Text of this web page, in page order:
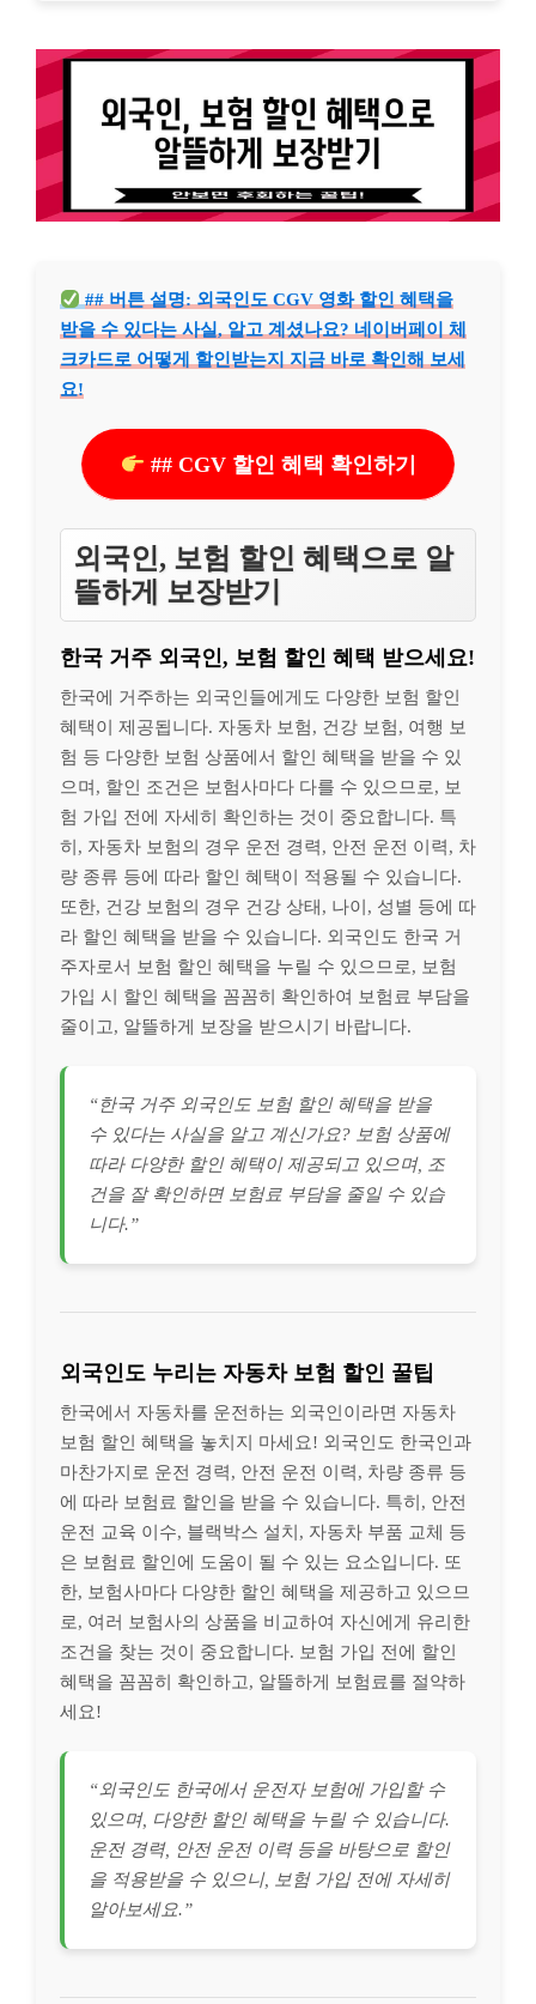
## 버튼 설명: 외국인도 CGV 영화 할인 혜택을
받을 수 있다는 사실, 알고 계셨나요? 네이버페이 체
크카드로 어떻게 할인받는지 지금 바로 확인해 보세
요!
## CGV 할인 혜택 확인하기
외국인, 보험 할인 혜택으로 알
뜰하게 보장받기
한국 거주 외국인, 보험 할인 혜택 받으세요!
한국에 거주하는 외국인들에게도 다양한 보험 할인
혜택이 제공됩니다. 자동차 보험, 건강 보험, 여행 보
험 등 다양한 보험 상품에서 할인 혜택을 받을 수 있
으며, 할인 조건은 보험사마다 다를 수 있으므로, 보
험 가입 전에 자세히 확인하는 것이 중요합니다. 특
히, 자동차 보험의 경우 운전 경력, 안전 운전 이력, 차
량 종류 등에 따라 할인 혜택이 적용될 수 있습니다.
또한, 건강 보험의 경우 건강 상태, 나이, 성별 등에 따
라 할인 혜택을 받을 수 있습니다. 외국인도 한국 거
주자로서 보험 할인 혜택을 누릴 수 있으므로, 보험
가입 시 할인 혜택을 꼼꼼히 확인하여 보험료 부담을
줄이고, 알뜰하게 보장을 받으시기 바랍니다.
“한국 거주 외국인도 보험 할인 혜택을 받을
수 있다는 사실을 알고 계신가요? 보험 상품에
따라 다양한 할인 혜택이 제공되고 있으며, 조
건을 잘 확인하면 보험료 부담을 줄일 수 있습
니다.”
외국인도 누리는 자동차 보험 할인 꿀팁
한국에서 자동차를 운전하는 외국인이라면 자동차
보험 할인 혜택을 놓치지 마세요! 외국인도 한국인과
마찬가지로 운전 경력, 안전 운전 이력, 차량 종류 등
에 따라 보험료 할인을 받을 수 있습니다. 특히, 안전
운전 교육 이수, 블랙박스 설치, 자동차 부품 교체 등
은 보험료 할인에 도움이 될 수 있는 요소입니다. 또
한, 보험사마다 다양한 할인 혜택을 제공하고 있으므
로, 여러 보험사의 상품을 비교하여 자신에게 유리한
조건을 찾는 것이 중요합니다. 보험 가입 전에 할인
혜택을 꼼꼼히 확인하고, 알뜰하게 보험료를 절약하
세요!
“외국인도 한국에서 운전자 보험에 가입할 수
있으며, 다양한 할인 혜택을 누릴 수 있습니다.
운전 경력, 안전 운전 이력 등을 바탕으로 할인
을 적용받을 수 있으니, 보험 가입 전에 자세히
알아보세요.”